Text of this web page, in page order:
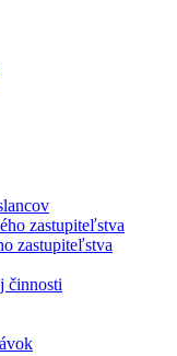
zastupiteľstva
zastupiteľstva
činnosti